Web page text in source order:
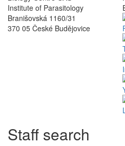
Institute of Parasitology
Branišovská 1160/31
370 05 České Budějovice
Staff search